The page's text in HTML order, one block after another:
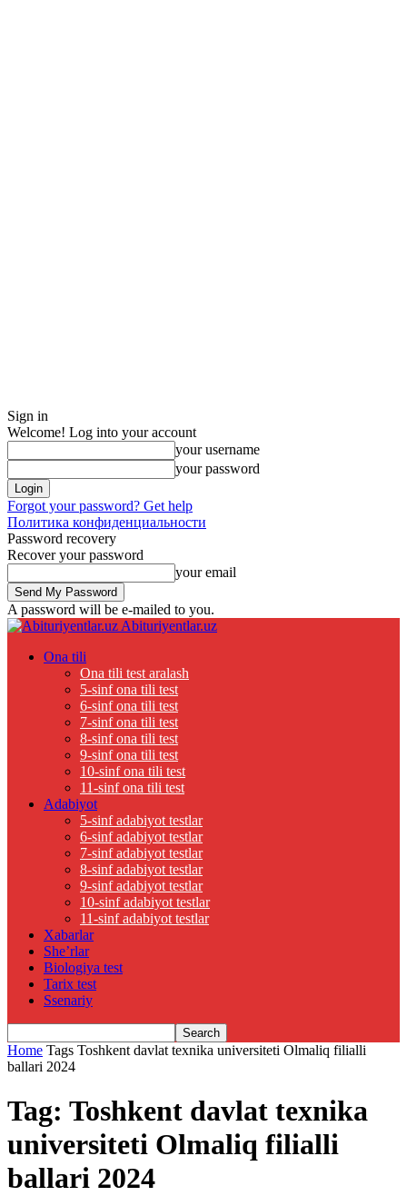
Sign in
Welcome! Log into your account
your username
your password
Forgot your password? Get help
Политика конфиденциальности
Password recovery
Recover your password
your email
A password will be e-mailed to you.
Abituriyentlar.uz
Ona tili
Ona tili test aralash
5-sinf ona tili test
6-sinf ona tili test
7-sinf ona tili test
8-sinf ona tili test
9-sinf ona tili test
10-sinf ona tili test
11-sinf ona tili test
Adabiyot
5-sinf adabiyot testlar
6-sinf adabiyot testlar
7-sinf adabiyot testlar
8-sinf adabiyot testlar
9-sinf adabiyot testlar
10-sinf adabiyot testlar
11-sinf adabiyot testlar
Xabarlar
She’rlar
Biologiya test
Tarix test
Ssenariy
Home Tags Toshkent davlat texnika universiteti Olmaliq filialli
ballari 2024
Tag: Toshkent davlat texnika
universiteti Olmaliq filialli
ballari 2024